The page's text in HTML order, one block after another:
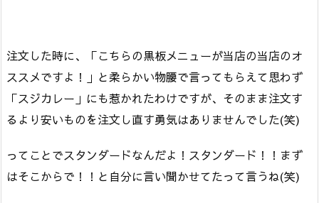
注文した時に、「こちらの黒板メニューが当店の当店のオ
ススメですよ！」と柔らかい物腰で言ってもらえて思わず
「スジカレー」にも惹かれたわけですが、そのまま注文す
るより安いものを注文し直す勇気はありませんでした(笑)
ってことでスタンダードなんだよ！スタンダード！！まず
はそこからで！！と自分に言い聞かせてたって言うね(笑)